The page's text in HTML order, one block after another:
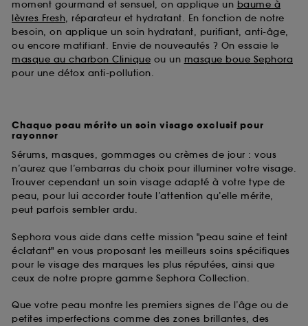
moment gourmand et sensuel, on applique un baume à
lèvres Fresh, réparateur et hydratant. En fonction de notre
besoin, on applique un soin hydratant, purifiant, anti-âge,
ou encore matifiant. Envie de nouveautés ? On essaie le
masque au charbon Clinique ou un masque boue Sephora
pour une détox anti-pollution.
Chaque peau mérite un soin visage exclusif pour
rayonner
Sérums, masques, gommages ou crèmes de jour : vous
n’aurez que l’embarras du choix pour illuminer votre visage.
Trouver cependant un soin visage adapté à votre type de
peau, pour lui accorder toute l’attention qu’elle mérite,
peut parfois sembler ardu.
Sephora vous aide dans cette mission "peau saine et teint
éclatant" en vous proposant les meilleurs soins spécifiques
pour le visage des marques les plus réputées, ainsi que
ceux de notre propre gamme Sephora Collection.
Que votre peau montre les premiers signes de l’âge ou de
petites imperfections comme des zones brillantes, des